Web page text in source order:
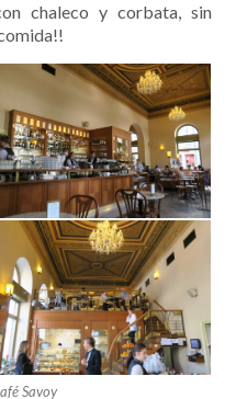
chaleco y corbata, sin
Savoy